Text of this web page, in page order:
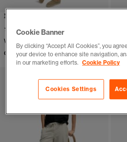
Merchant Leinenhose
(1)
Weitere Farben verfügbar
CHF 119,00
Cookie Banner
By clicking “Accept All Cookies”, you
your device to enhance site navigation,
in our marketing efforts. Cookie Policy
Cookies Settings